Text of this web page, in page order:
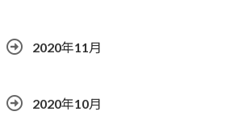
2020年11月
2020年10月